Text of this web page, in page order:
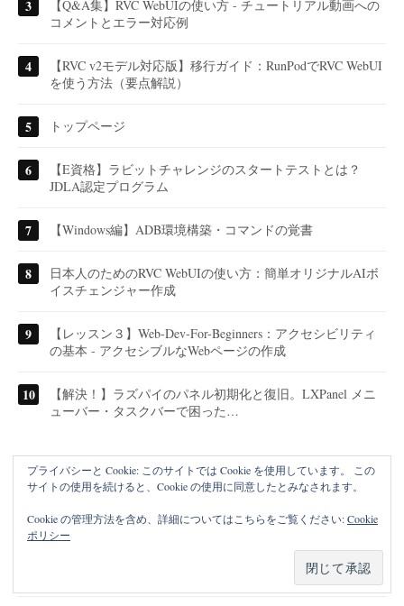
【Q&A集】RVC WebUIの使い方 - チュートリアル動画への
コメントとエラー対応例
【RVC v2モデル対応版】移行ガイド：RunPodでRVC WebUI
を使う方法（要点解説）
トップページ
【E資格】ラビットチャレンジのスタートテストとは？
JDLA認定プログラム
【Windows編】ADB環境構築・コマンドの覚書
日本人のためのRVC WebUIの使い方：簡単オリジナルAIボ
イスチェンジャー作成
【レッスン３】Web-Dev-For-Beginners：アクセシビリティ
の基本 - アクセシブルなWebページの作成
【解決！】ラズパイのパネル初期化と復旧。LXPanel メニ
ューバー・タスクバーで困った…
プライバシーと Cookie: このサイトでは Cookie を使用しています。 この
サイトの使用を続けると、Cookie の使用に同意したとみなされます。
Cookie の管理方法を含め、詳細についてはこちらをご覧ください:Cookie
ポリシー